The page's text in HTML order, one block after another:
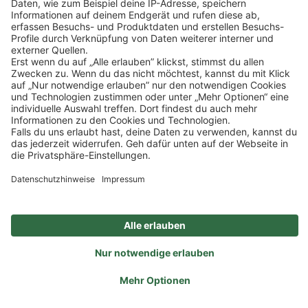
Akzeptieren
Powered by
Impressum Datenschutz
Privatsphäre-Einstellungen
Veranstaltungen
FAQ
Sitemap